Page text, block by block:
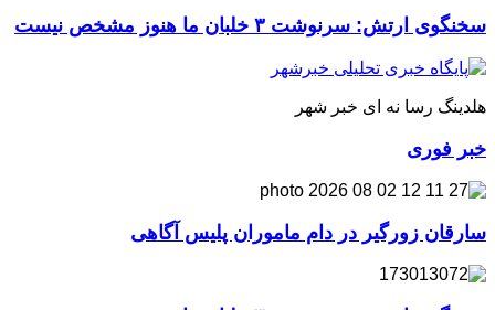
سخنگوی ارتش: سرنوشت ۳ خلبان ما هنوز مشخص نیست
هلدینگ رسا نه ای خبر شهر
خبر فوری
سارقان زورگیر در دام ماموران پلیس آگاهی